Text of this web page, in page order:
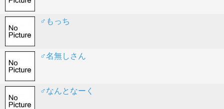
♂もっち
♂名無しさん
♂なんとなーく